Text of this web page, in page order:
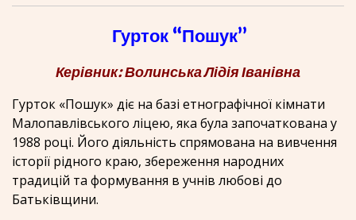
Гурток “Пошук”
Керівник: Волинська Лідія Іванівна
Гурток «Пошук» діє на базі етнографічної кімнати
Малопавлівського ліцею, яка була започаткована у
1988 році. Його діяльність спрямована на вивчення
історії рідного краю, збереження народних
традицій та формування в учнів любові до
Батьківщини.